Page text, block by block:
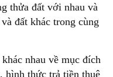
thửa đất với nhau và
đất khác trong cùng
nhau về mục đích
hình thức trả tiền thuê